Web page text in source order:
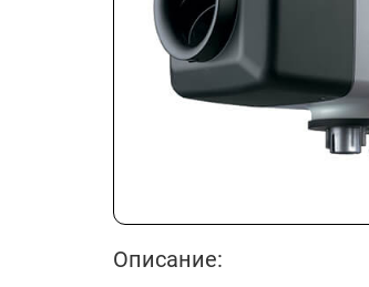
Описание: